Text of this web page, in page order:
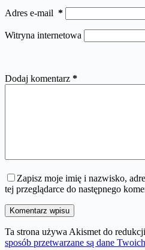
Adres e-mail *
Witryna internetowa
Dodaj komentarz *
Zapisz moje imię i nazwisko,
tej przeglądarce do następnego
Komentarz wpisu
Ta strona używa Akismet do
sposób przetwarzane są dane